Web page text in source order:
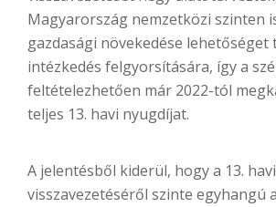
Magyarország nemzetközi szinten
gazdasági növekedése lehetőséget
intézkedés felgyorsítására, így a
feltételezhetően már 2022-tól
teljes 13. havi nyugdíjat.
A jelentésből kiderül, hogy a 13.
visszavezetéséről szinte egyhangú